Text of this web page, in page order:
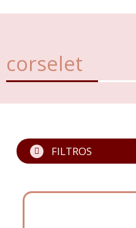
corselet
FILTROS